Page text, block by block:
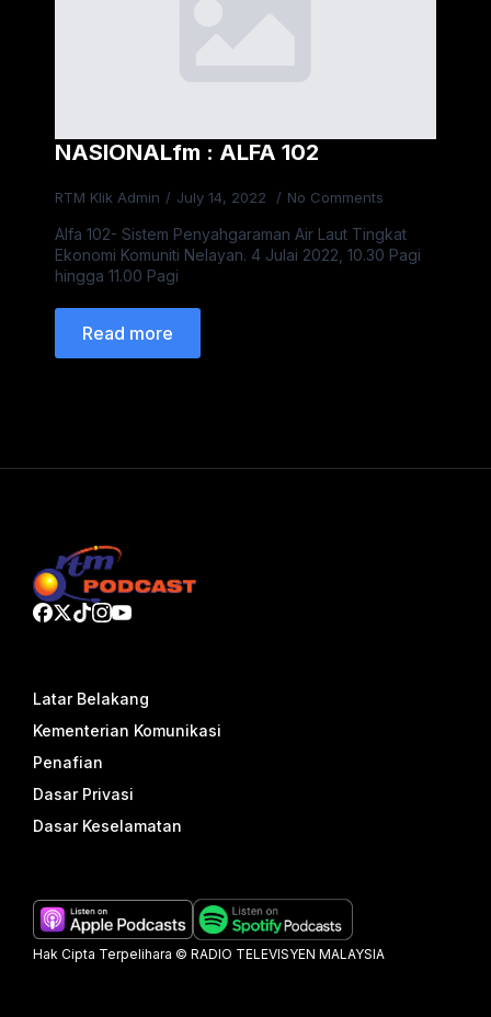
NASIONALfm : ALFA 102
RTM Klik Admin July 14, 2022 No Comments
Alfa 102- Sistem Penyahgaraman Air Laut Tingkat
Ekonomi Komuniti Nelayan. 4 Julai 2022, 10.30 Pagi
hingga 11.00 Pagi
Read more
Latar Belakang
Kementerian Komunikasi
Penafian
Dasar Privasi
Dasar Keselamatan
Hak Cipta Terpelihara © RADIO TELEVISYEN MALAYSIA